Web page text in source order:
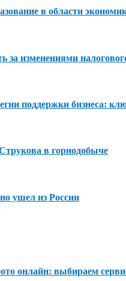
в области
за изменениями
поддержки бизнеса:
в горнодобыче
ушел из России
онлайн: выбираем